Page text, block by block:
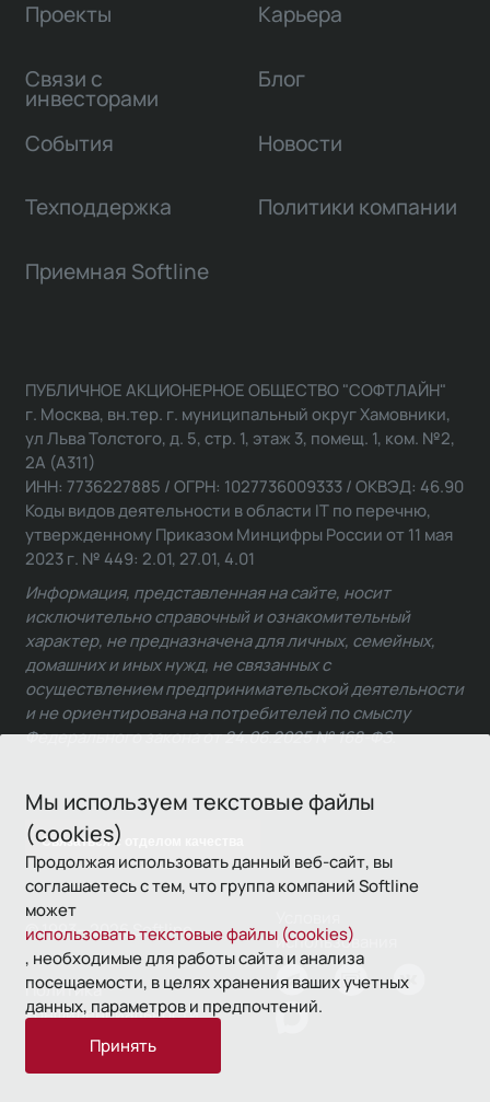
Мы используем текстовые файлы
(cookies)
Продолжая использовать данный веб-сайт, вы
соглашаетесь с тем, что группа компаний Softline
может
использовать текстовые файлы (cookies)
, необходимые для работы сайта и анализа
посещаемости, в целях хранения ваших учетных
данных, параметров и предпочтений.
Принять
Проекты
Связи с
инвесторами
Карьера
Блог
События Новости
Техподдержка Политики компании
Приемная Softline
Связаться с отделом качества
ПУБЛИЧНОЕ АКЦИОНЕРНОЕ ОБЩЕСТВО "СОФТЛАЙН"
г. Москва, вн.тер. г. муниципальный округ Хамовники,
ул Льва Толстого, д. 5, стр. 1, этаж 3, помещ. 1, ком. №2,
2А (А311)
ИНН: 7736227885 / ОГРН: 1027736009333 / ОКВЭД: 46.90
Коды видов деятельности в области IT по перечню,
утвержденному Приказом Минцифры России от 11 мая
2023 г. № 449: 2.01, 27.01, 4.01
Информация, представленная на сайте, носит
исключительно справочный и ознакомительный
характер, не предназначена для личных, семейных,
домашних и иных нужд, не связанных с
осуществлением предпринимательской деятельности
и не ориентирована на потребителей по смыслу
Федерального закона от 24.06.2025 № 168-ФЗ.
© 1993—2026 Softline
использования
Политика
конфиденциальности